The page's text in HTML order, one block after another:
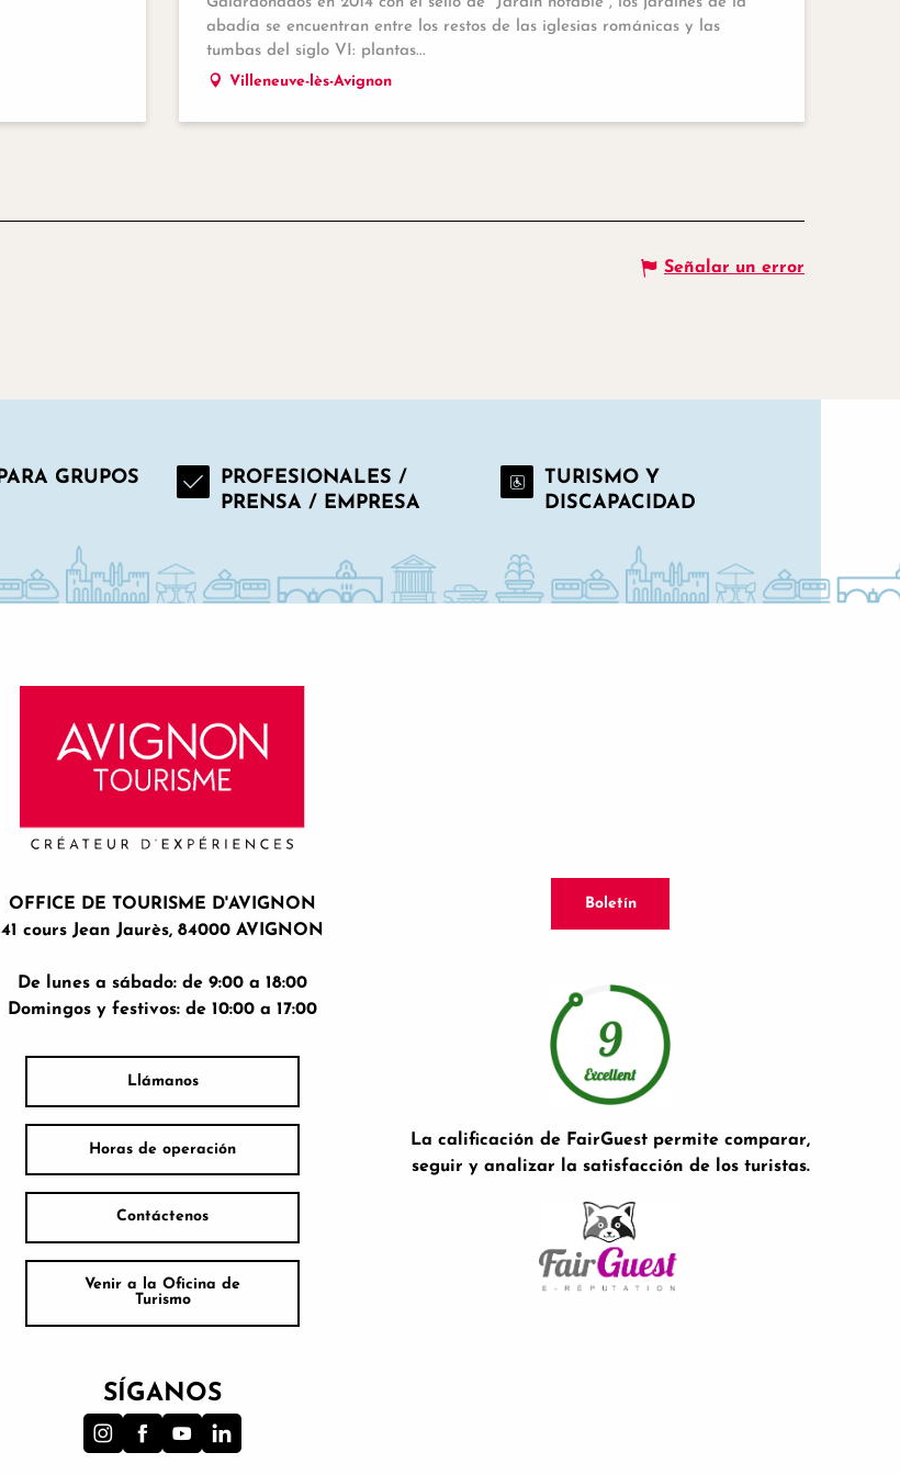
abadía se encuentran entre los restos de las iglesias románicas y las
tumbas del siglo VI: plantas...
Villeneuve-lès-Avignon
Señalar un error
GRUPOS
PROFESIONALES /
PRENSA / EMPRESA
TURISMO Y
DISCAPACIDAD
OFFICE DE TOURISME D'AVIGNON
41 cours Jean Jaurès, 84000 AVIGNON
De lunes a sábado: de 9:00 a 18:00
Domingos y festivos: de 10:00 a 17:00
Llámanos
Horas de operación
Contáctenos
Venir a la Oficina de
Turismo
SÍGANOS
Boletín
La calificación de FairGuest permite comparar,
seguir y analizar la satisfacción de los turistas.